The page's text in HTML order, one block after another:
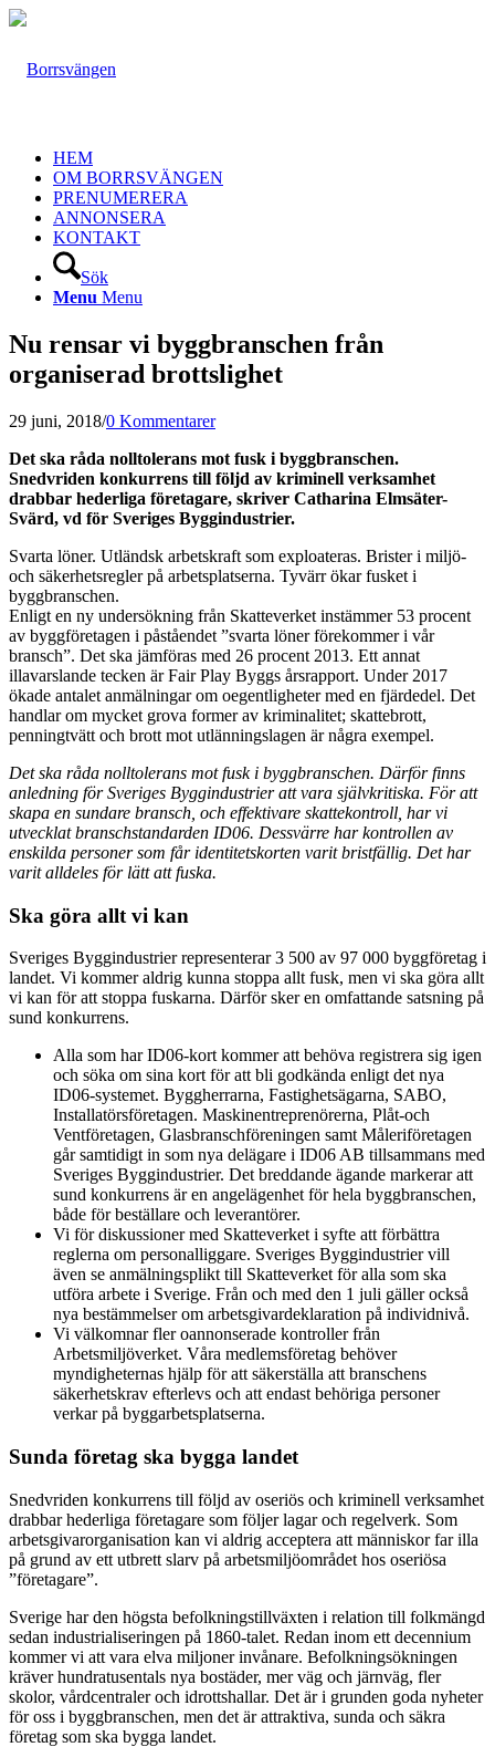
HEM
OM BORRSVÄNGEN
PRENUMERERA
ANNONSERA
KONTAKT
Sök
Menu Menu
Nu rensar vi byggbranschen från
organiserad brottslighet
29 juni, 2018/0 Kommentarer
Det ska råda nolltolerans mot fusk i byggbranschen.
Snedvriden konkurrens till följd av kriminell verksamhet
drabbar hederliga företagare, skriver Catharina Elmsäter-
Svärd, vd för Sveriges Byggindustrier.
Svarta löner. Utländsk arbetskraft som exploateras. Brister i miljö-
och säkerhetsregler på arbetsplatserna. Tyvärr ökar fusket i
byggbranschen.
Enligt en ny undersökning från Skatteverket instämmer 53 procent
av byggföretagen i påståendet ”svarta löner förekommer i vår
bransch”. Det ska jämföras med 26 procent 2013. Ett annat
illavarslande tecken är Fair Play Byggs årsrapport. Under 2017
ökade antalet anmälningar om oegentligheter med en fjärdedel. Det
handlar om mycket grova former av kriminalitet; skattebrott,
penningtvätt och brott mot utlänningslagen är några exempel.
Det ska råda nolltolerans mot fusk i byggbranschen. Därför finns
anledning för Sveriges Byggindustrier att vara självkritiska. För att
skapa en sundare bransch, och effektivare skattekontroll, har vi
utvecklat branschstandarden ID06. Dessvärre har kontrollen av
enskilda personer som får identitetskorten varit bristfällig. Det har
varit alldeles för lätt att fuska.
Ska göra allt vi kan
Sveriges Byggindustrier representerar 3 500 av 97 000 byggföretag i
landet. Vi kommer aldrig kunna stoppa allt fusk, men vi ska göra allt
vi kan för att stoppa fuskarna. Därför sker en omfattande satsning på
sund konkurrens.
Alla som har ID06-kort kommer att behöva registrera sig igen
och söka om sina kort för att bli godkända enligt det nya
ID06-systemet. Byggherrarna, Fastighetsägarna, SABO,
Installatörsföretagen. Maskinentreprenörerna, Plåt-och
Ventföretagen, Glasbranschföreningen samt Måleriföretagen
går samtidigt in som nya delägare i ID06 AB tillsammans med
Sveriges Byggindustrier. Det breddande ägande markerar att
sund konkurrens är en angelägenhet för hela byggbranschen,
både för beställare och leverantörer.
Vi för diskussioner med Skatteverket i syfte att förbättra
reglerna om personalliggare. Sveriges Byggindustrier vill
även se anmälningsplikt till Skatteverket för alla som ska
utföra arbete i Sverige. Från och med den 1 juli gäller också
nya bestämmelser om arbetsgivardeklaration på individnivå.
Vi välkomnar fler oannonserade kontroller från
Arbetsmiljöverket. Våra medlemsföretag behöver
myndigheternas hjälp för att säkerställa att branschens
säkerhetskrav efterlevs och att endast behöriga personer
verkar på byggarbetsplatserna.
Sunda företag ska bygga landet
Snedvriden konkurrens till följd av oseriös och kriminell verksamhet
drabbar hederliga företagare som följer lagar och regelverk. Som
arbetsgivarorganisation kan vi aldrig acceptera att människor far illa
på grund av ett utbrett slarv på arbetsmiljöområdet hos oseriösa
”företagare”.
Sverige har den högsta befolkningstillväxten i relation till folkmängd
sedan industrialiseringen på 1860-talet. Redan inom ett decennium
kommer vi att vara elva miljoner invånare. Befolkningsökningen
kräver hundratusentals nya bostäder, mer väg och järnväg, fler
skolor, vårdcentraler och idrottshallar. Det är i grunden goda nyheter
för oss i byggbranschen, men det är attraktiva, sunda och säkra
företag som ska bygga landet.